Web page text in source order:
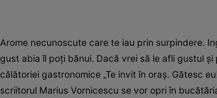
Arome necunoscute care te iau prin surpindere.
gust abia îl poţi bănui. Dacă vrei să le afli gustul
călătoriei gastronomice „Te invit în oraş. Gătesc
scriitorul Marius Vornicescu se vor opri în